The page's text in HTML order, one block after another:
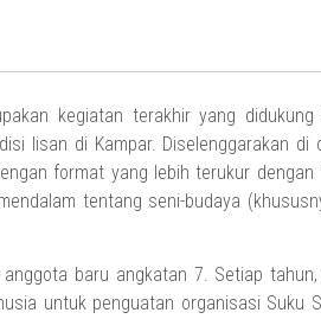
kegiatan terakhir yang didukung
lisan di Kampar. Diselenggarakan di
format yang lebih terukur dengan
tentang seni-budaya
baru angkatan 7. Setiap
untuk penguatan organisasi Suku